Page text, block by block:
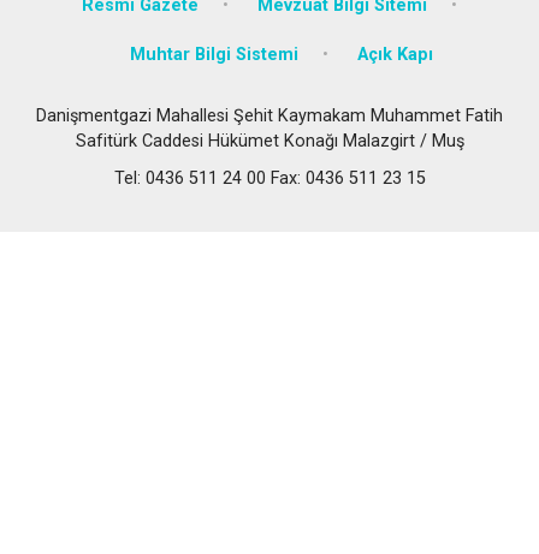
Resmi Gazete Mevzuat Bilgi Sitemi
Muhtar Bilgi Sistemi Açık Kapı
Danişmentgazi Mahallesi Şehit Kaymakam Muhammet Fatih
Safitürk Caddesi Hükümet Konağı Malazgirt / Muş
Tel: 0436 511 24 00 Fax: 0436 511 23 15